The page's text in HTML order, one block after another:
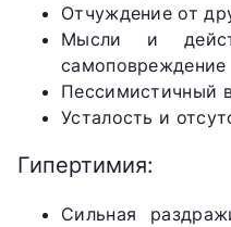
Отчуждение от
Мысли и
самоповреждение
Пессимистичный
Усталость и
Гипертимия:
Сильная